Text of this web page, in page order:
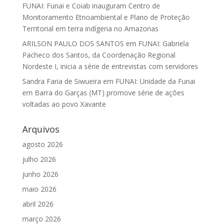
FUNAI: Funai e Coiab inauguram Centro de
Monitoramento Etnoambiental e Plano de Proteção
Territorial em terra indígena no Amazonas
ARILSON PAULO DOS SANTOS em FUNAI: Gabriela
Pacheco dos Santos, da Coordenação Regional
Nordeste I, inicia a série de entrevistas com servidores
Sandra Faria de Siwueira em FUNAI: Unidade da Funai
em Barra do Garças (MT) promove série de ações
voltadas ao povo Xavante
Arquivos
agosto 2026
julho 2026
junho 2026
maio 2026
abril 2026
março 2026